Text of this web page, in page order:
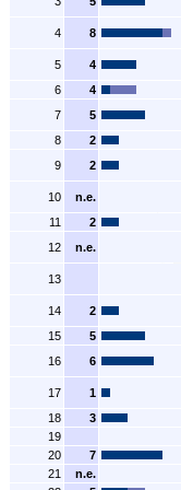
4 8
5 4
6
4
7
5
8
2
9
2
10
n.e.
11
2
12
n.e.
13
14 2
15
5
16
6
17 1
18
3
19
20
7
21
n.e.